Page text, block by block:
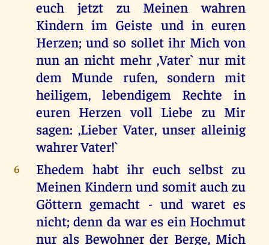
euch jetzt zu Meinen wahren
Kindern im Geiste und in euren
Herzen; und so sollet ihr Mich von
nun an nicht mehr ,Vater` nur mit
dem Munde rufen, sondern mit
heiligem, lebendigem Rechte in
euren Herzen voll Liebe zu Mir
sagen: ,Lieber Vater, unser alleinig
wahrer Vater!`
6
Ehedem habt ihr euch selbst zu
Meinen Kindern und somit auch zu
Göttern gemacht - und waret es
nicht; denn da war es ein Hochmut
nur als Bewohner der Berge, Mich